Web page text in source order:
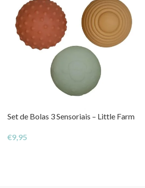
Set de Bolas 3 Sensoriais – Little Farm
€9,95